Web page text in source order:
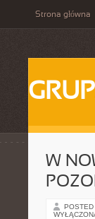
Strona główna
W
POSTED